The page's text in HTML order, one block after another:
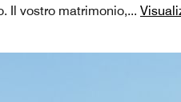
Il vostro matrimonio,...